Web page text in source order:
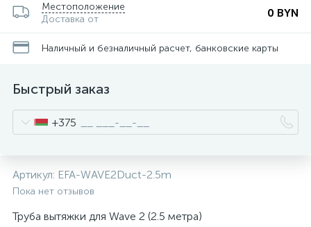
Местоположение
Доставка от
0 BYN
Наличный и безналичный расчет, банковские карты
Быстрый заказ
+375
Артикул: EFA-WAVE2Duct-2.5m
Пока нет отзывов
Труба вытяжки для Wave 2 (2.5 метра)